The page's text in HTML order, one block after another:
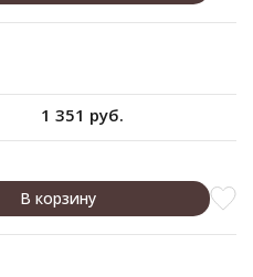
1 351 руб.
В корзину